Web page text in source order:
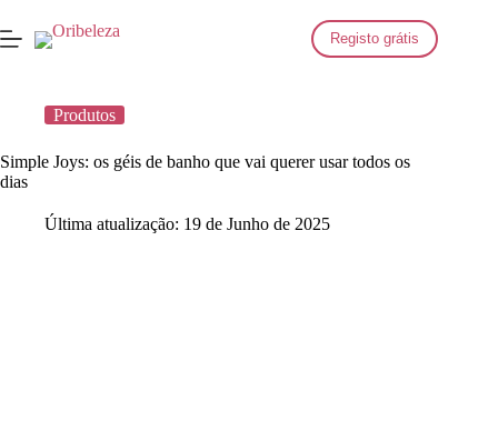
para
o
Registo grátis
Produtos
Simple Joys: os géis de banho que vai querer usar todos os
dias
Última atualização: 19 de Junho de 2025